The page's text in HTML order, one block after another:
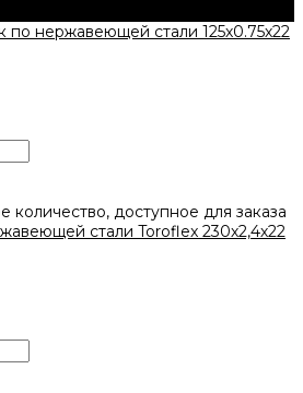
по нержавеющей стали 125х0.75х22
количество, доступное для заказа
стали Toroflex 230х2,4х22